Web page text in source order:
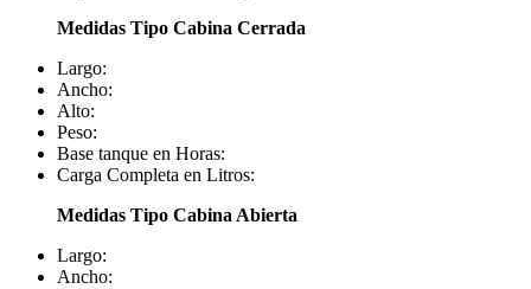
Medidas Tipo Cabina Cerrada
Largo:
Ancho:
Alto:
Peso:
Base tanque en Horas:
Carga Completa en Litros:
Medidas Tipo Cabina Abierta
Largo:
Ancho: